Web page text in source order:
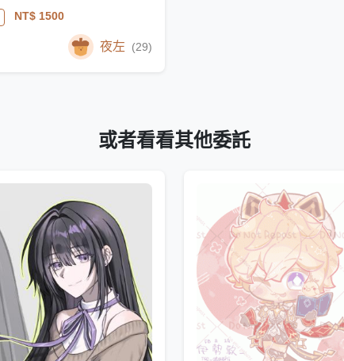
NT$ 1500
夜左 (29)
或者看看其他委託